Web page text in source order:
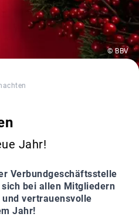
© BBV
Jahr!
Verbundgeschäftsstelle
bei allen Mitgliedern
vertrauensvolle
Jahr!